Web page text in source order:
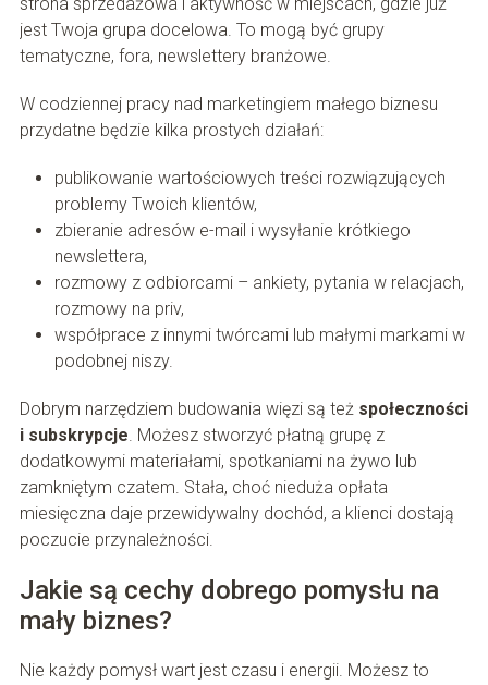
jest Twoja grupa docelowa. To mogą być grupy
tematyczne, fora, newslettery branżowe.
W codziennej pracy nad marketingiem małego biznesu
przydatne będzie kilka prostych działań:
publikowanie wartościowych treści rozwiązujących
problemy Twoich klientów,
zbieranie adresów e-mail i wysyłanie krótkiego
newslettera,
rozmowy z odbiorcami – ankiety, pytania w relacjach,
rozmowy na priv,
współprace z innymi twórcami lub małymi markami w
podobnej niszy.
Dobrym narzędziem budowania więzi są też społeczności
i subskrypcje. Możesz stworzyć płatną grupę z
dodatkowymi materiałami, spotkaniami na żywo lub
zamkniętym czatem. Stała, choć nieduża opłata
miesięczna daje przewidywalny dochód, a klienci dostają
poczucie przynależności.
Jakie są cechy dobrego pomysłu na
mały biznes?
Nie każdy pomysł wart jest czasu i energii. Możesz to